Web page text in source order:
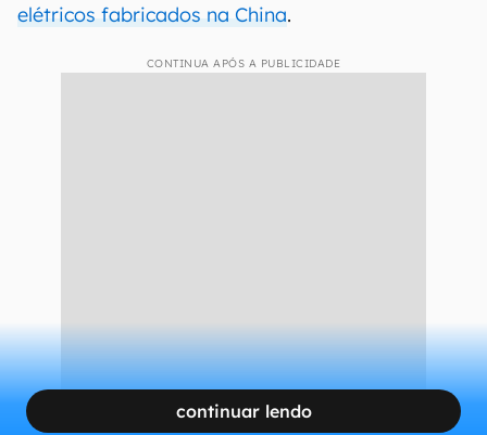
elétricos fabricados na China.
CONTINUA APÓS A PUBLICIDADE
continuar lendo